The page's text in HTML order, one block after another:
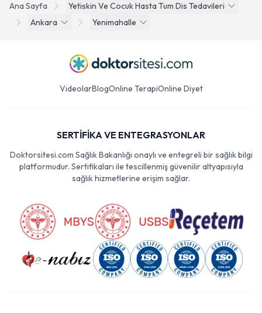
Ana Sayfa
Yetiskin Ve Cocuk Hasta Tum Dis Tedavileri
Ankara
Yenimahalle
VideolarBlogOnline TerapiOnline Diyet
SERTİFİKA VE ENTEGRASYONLAR
Doktorsitesi.com Sağlık Bakanlığı onaylı ve entegreli bir sağlık bilgi
platformudur. Sertifikaları ile tescillenmiş güvenilir altyapısıyla
sağlık hizmetlerine erişim sağlar.